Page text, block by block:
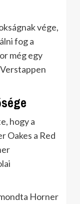
vége,
fog a
még egy
hogy a
Oakes a Red
Horner